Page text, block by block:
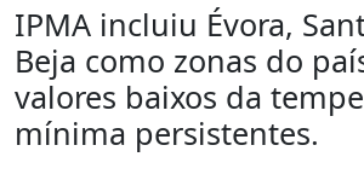
IPMA incluiu Évora,
Beja como zonas do
valores baixos da
mínima persistentes.